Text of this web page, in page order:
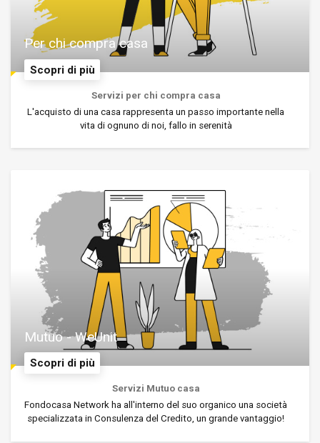
Scopri di più
Per chi compra casa
Servizi per chi compra casa
L'acquisto di una casa rappresenta un passo importante nella
vita di ognuno di noi, fallo in serenità
Scopri di più
Mutuo - WeUnit
Servizi Mutuo casa
Fondocasa Network ha all'interno del suo organico una società
specializzata in Consulenza del Credito, un grande vantaggio!